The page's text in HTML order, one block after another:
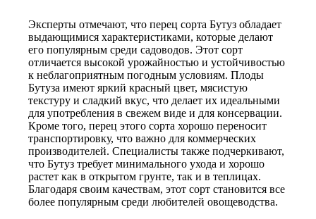
Эксперты отмечают, что перец сорта Бутуз обладает
выдающимися характеристиками, которые делают
его популярным среди садоводов. Этот сорт
отличается высокой урожайностью и устойчивостью
к неблагоприятным погодным условиям. Плоды
Бутуза имеют яркий красный цвет, мясистую
текстуру и сладкий вкус, что делает их идеальными
для употребления в свежем виде и для консервации.
Кроме того, перец этого сорта хорошо переносит
транспортировку, что важно для коммерческих
производителей. Специалисты также подчеркивают,
что Бутуз требует минимального ухода и хорошо
растет как в открытом грунте, так и в теплицах.
Благодаря своим качествам, этот сорт становится все
более популярным среди любителей овощеводства.